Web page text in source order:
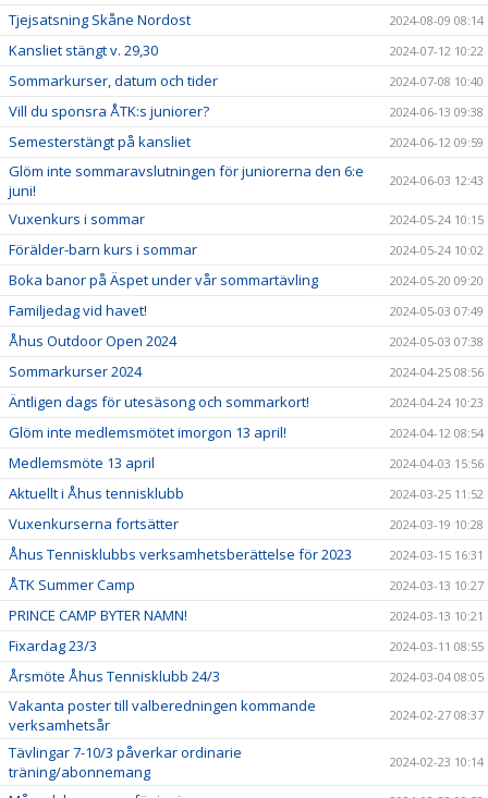
Tjejsatsning Skåne Nordost 2024-08-09 08:14
Kansliet stängt v. 29,30 2024-07-12 10:22
Sommarkurser, datum och tider 2024-07-08 10:40
Vill du sponsra ÅTK:s juniorer? 2024-06-13 09:38
Semesterstängt på kansliet 2024-06-12 09:59
Glöm inte sommaravslutningen för juniorerna den 6:e
juni!
2024-06-03 12:43
Vuxenkurs i sommar 2024-05-24 10:15
Förälder-barn kurs i sommar 2024-05-24 10:02
Boka banor på Äspet under vår sommartävling 2024-05-20 09:20
Familjedag vid havet! 2024-05-03 07:49
Åhus Outdoor Open 2024 2024-05-03 07:38
Sommarkurser 2024 2024-04-25 08:56
Äntligen dags för utesäsong och sommarkort! 2024-04-24 10:23
Glöm inte medlemsmötet imorgon 13 april! 2024-04-12 08:54
Medlemsmöte 13 april 2024-04-03 15:56
Aktuellt i Åhus tennisklubb 2024-03-25 11:52
Vuxenkurserna fortsätter 2024-03-19 10:28
Åhus Tennisklubbs verksamhetsberättelse för 2023 2024-03-15 16:31
ÅTK Summer Camp 2024-03-13 10:27
PRINCE CAMP BYTER NAMN! 2024-03-13 10:21
Fixardag 23/3 2024-03-11 08:55
Årsmöte Åhus Tennisklubb 24/3 2024-03-04 08:05
Vakanta poster till valberedningen kommande
verksamhetsår
2024-02-27 08:37
Tävlingar 7-10/3 påverkar ordinarie
träning/abonnemang
2024-02-23 10:14